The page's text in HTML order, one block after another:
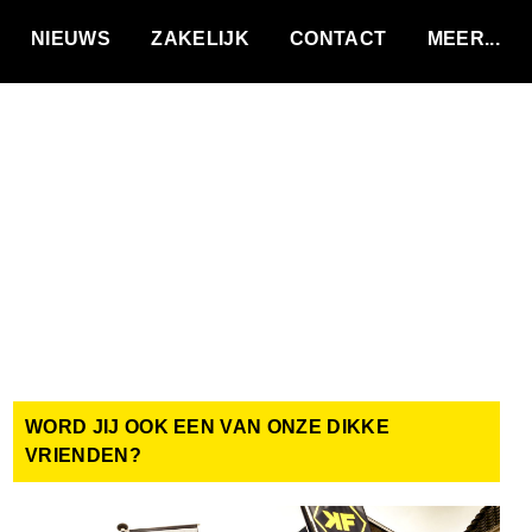
NIEUWS ZAKELIJK CONTACT
WORD JIJ OOK EEN VAN ONZE DIKKE
VRIENDEN?